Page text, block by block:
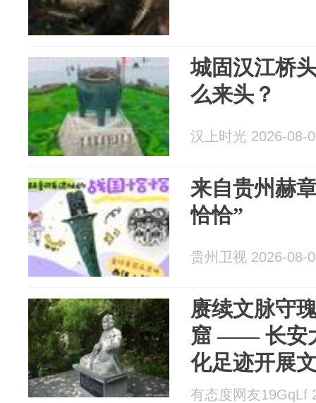
城固汉江桥
么来头？
汉上时光 2026-08-
来自贵州赫
恰恰”
贵州卫视 2026-08-
赓续文脉守
窟 —— 长安
化足迹开展
有态度网友19GqLf